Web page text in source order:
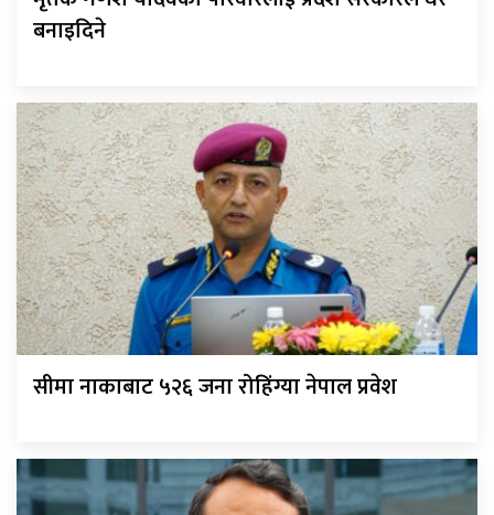
बनाइदिने
सीमा नाकाबाट ५२६ जना रोहिंग्या नेपाल प्रवेश